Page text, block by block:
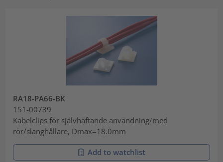
RA18-PA66-BK
151-00739
Kabelclips för självhäftande användning/med
rör/slanghållare, Dmax=18.0mm
Add to watchlist